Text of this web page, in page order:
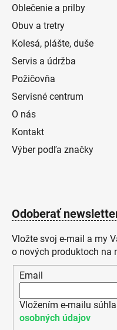
Oblečenie a prilby
Obuv a tretry
Kolesá, plášte, duše
Servis a údržba
Požičovňa
Servisné centrum
O nás
Kontakt
Výber podľa značky
Odoberať
Vložte svoj e-mail a my
o nových produktoch na
Email
Vložením e-mailu
osobných údajov